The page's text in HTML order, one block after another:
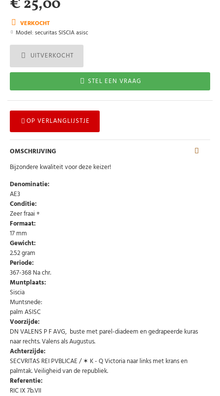
VERKOCHT
Model: securitas SISCIA asisc
UITVERKOCHT
STEL EEN VRAAG
OP VERLANGLIJSTJE
OMSCHRIJVING
Bijzondere kwaliteit voor deze keizer!
Denominatie:
AE3
Conditie:
Zeer fraai +
Formaat:
17 mm
Gewicht:
2.52 gram
Periode:
367-368 Na chr.
Muntplaats:
Siscia
Muntsnede:
palm ASISC
Voorzijde:
DN VALENS P F AVG, buste met parel-diadeem en gedrapeerde kuras
naar rechts. Valens als Augustus.
Achterzijde:
SECVRITAS REI PVBLICAE / ✶ K - Q Victoria naar links met krans en
palmtak. Veiligheid van de republiek.
Referentie:
RIC IX 7b.VII